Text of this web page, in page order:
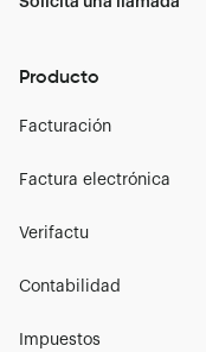
Producto
Facturación
Factura electrónica
Verifactu
Contabilidad
Impuestos